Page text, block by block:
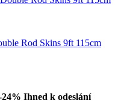
Rod Skins 9ft 115cm
24% Ihned k odeslání